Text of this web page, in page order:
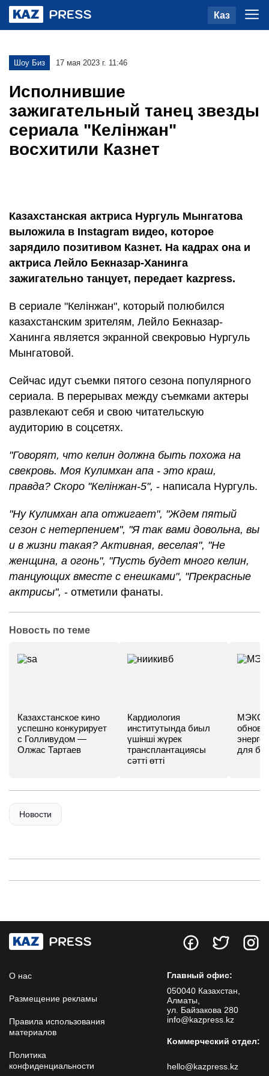
Каз
Шоу Биз 17 мая 2023 г. 11:46
Исполнившие
зажигательный танец звезды
сериала "Келінжан"
восхитили Казнет
Казахстанская актриса Нургуль Мынгатова
выложила в Instagram видео, которое
зарядило позитивом Казнет. На кадрах она и
актриса Лейло Бекназар-Ханинга
зажигательно танцует, передает kazpress.
В сериале "Келінжан", который полюбился
казахстанским зрителям, Лейло Бекназар-
Ханинга является экранной свекровью Нургуль
Мынгатовой.
Сейчас идут съемки пятого сезона популярного
сериала. В перерывах между съемками актеры
развлекают себя и свою читательскую
аудиторию в соцсетях.
"Говорят, что келин должна быть похожа на
свекровь. Моя Кулимхан апа - это краш,
правда? Скоро "Келінжан-5", - написала Нургуль.
"Ну Кулимхан апа отжигает", "Ждем пятый
сезон с нетерпением", "Я так вами довольна, вы
и в жизни такая? Активная, веселая", "Не
женщина, а огонь", "Пусть будет много келин,
танцующих вместе с енешками", "Прекрасные
актрисы", - отметили фанаты.
Новость по теме
Казахстанское кино
успешно конкурирует
с Голливудом —
Олжас Тартаев
Кардиология
институтында биыл
үшінші жүрек
трансплантациясы
сәтті өтті
МЭКС -
для
Новости
О нас
Размещение рекламы
Правила использования
материалов
Политика
конфиденциальности
Главный офис:
050040 Казахстан,
Алматы,
ул. Байзакова 280
info@kazpress.kz
Коммерческий отдел:
hello@kazpress.kz